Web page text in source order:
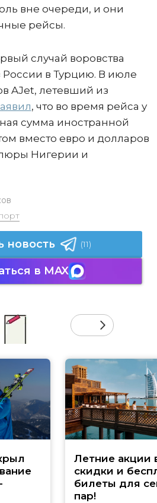
вне очереди, и они
рейсы.
случай воровства
России в Турцию. В июле
AJet, летевший из
, что во время рейса у
сумма иностранной
вместо евро и долларов
Нигерии и
новость (11)
в MAX
Летние акции
скидки и
билеты для
пар!